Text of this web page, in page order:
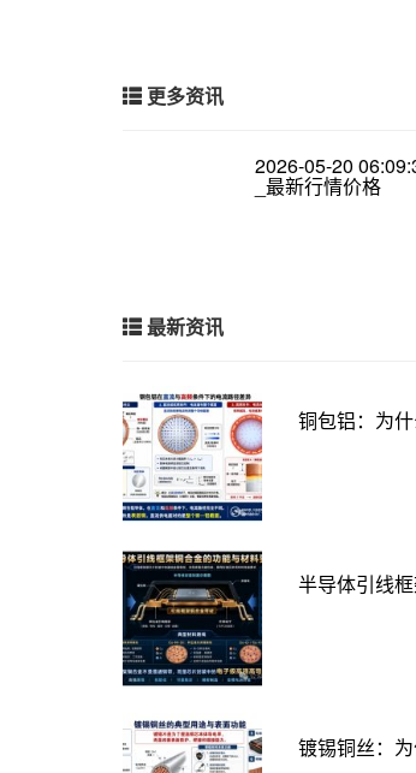
更多资讯
2026-05-20
_最新行情价格
最新资讯
铜包铝：为
半导体引线
镀锡铜丝：